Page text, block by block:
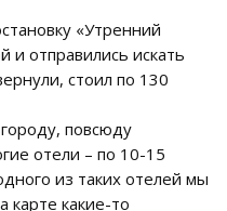
«Утренний
и отправились искать
стоил по 130
повсюду
отели – по 10-15
из таких отелей мы
карте какие-то